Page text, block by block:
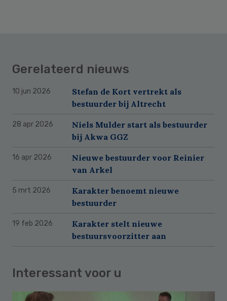
Gerelateerd nieuws
10 jun 2026
Stefan de Kort vertrekt als
bestuurder bij Altrecht
28 apr 2026
Niels Mulder start als bestuurder
bij Akwa GGZ
16 apr 2026
Nieuwe bestuurder voor Reinier
van Arkel
5 mrt 2026
Karakter benoemt nieuwe
bestuurder
19 feb 2026
Karakter stelt nieuwe
bestuursvoorzitter aan
Interessant voor u